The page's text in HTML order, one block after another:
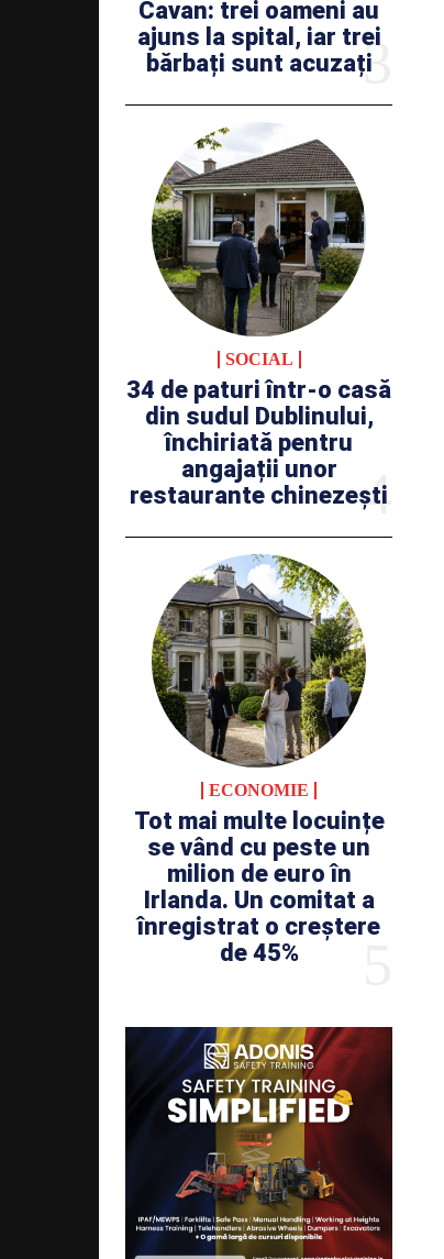
Cavan: trei oameni au
ajuns la spital, iar trei
bărbați sunt acuzați
SOCIAL
34 de paturi într-o casă
din sudul Dublinului,
închiriată pentru
angajații unor
restaurante chinezești
ECONOMIE
Tot mai multe locuințe
se vând cu peste un
milion de euro în
Irlanda. Un comitat a
înregistrat o creștere
de 45%